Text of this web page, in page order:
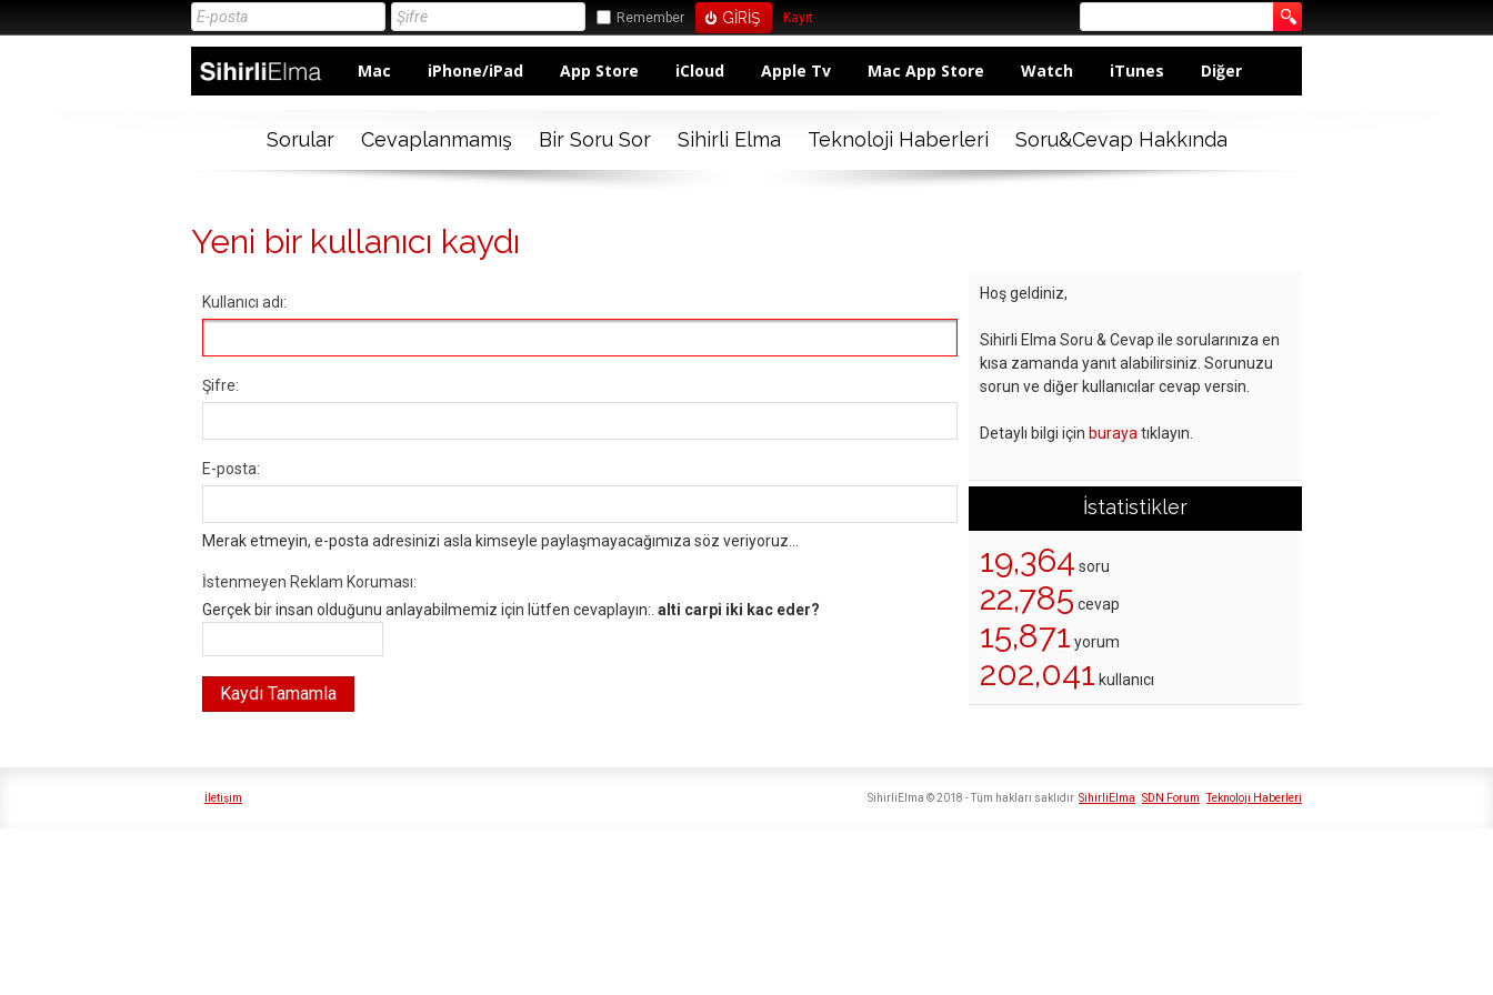
Remember Kayıt
Mac iPhone/iPad App Store iCloud Apple Tv Mac App Store Watch iTunes Diğer
Sorular Cevaplanmamış Bir Soru Sor Sihirli Elma Teknoloji Haberleri Soru&Cevap Hakkında
Yeni bir kullanıcı kaydı
Kullanıcı adı:
Şifre:
E-posta:
Merak etmeyin, e-posta adresinizi asla kimseyle paylaşmayacağımıza söz veriyoruz...
İstenmeyen Reklam Koruması:
Gerçek bir insan olduğunu anlayabilmemiz için lütfen cevaplayın:. alti carpi iki kac eder?
Hoş geldiniz,
Sihirli Elma Soru & Cevap ile sorularınıza en
kısa zamanda yanıt alabilirsiniz. Sorunuzu
sorun ve diğer kullanıcılar cevap versin.
Detaylı bilgi için buraya tıklayın.
İstatistikler
19,364 soru
22,785 cevap
15,871 yorum
202,041 kullanıcı
İletişim SihirliElma SDN Forum Teknoloji Haberleri
SihirliElma © 2018 - Tüm hakları saklıdır